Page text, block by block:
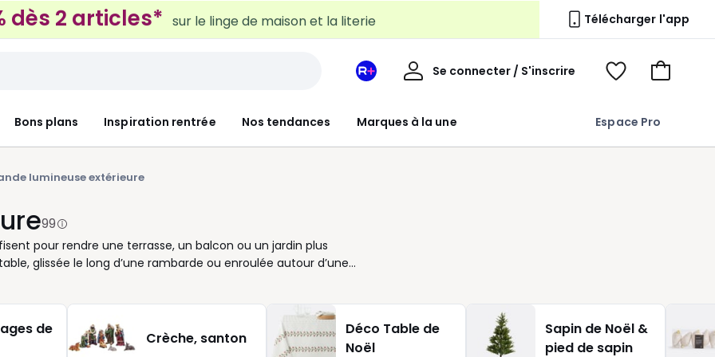
dès 2 articles* sur le linge de maison et la literie Télécharger l'app
Bons plans Inspiration rentrée Nos tendances Marques à la une Espace Pro
Mon
Redoute
Se connecter / S'inscrire
Mon
Voir
Voir
lumineuse extérieure
99
pour rendre une terrasse, un balcon ou un jardin plus
glissée le long d’une rambarde ou enroulée autour d’une
les soirées qui se prolongent. Pour bien la choisir, regardez
aussi à l’alimentation, secteur, batterie ou solaire, selon
de protection pour une installation en extérieur et
version plus longue pour un jardin ou une grande tablée.
de
Crèche, santon
Déco Table de
Noël
Sapin de Noël &
pied de sapin